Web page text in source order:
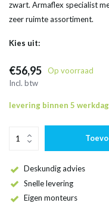
zwart. Armaflex specialist
zeer ruimte assortiment.
Kies uit:
€56,95
Op voorraad
Incl. btw
levering binnen 5
Deskundig advies
Snelle levering
Eigen monteurs